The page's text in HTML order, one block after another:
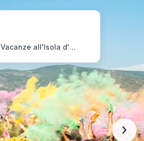
Vacanze all'Isola d'Elba
›